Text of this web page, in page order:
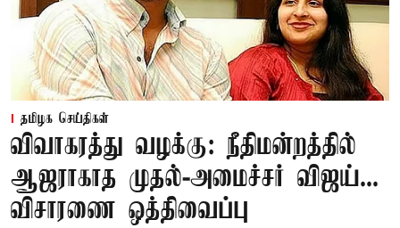
தமிழக செய்திகள்
விவாகரத்து வழக்கு: நீதிமன்றத்தில்
ஆஜராகாத முதல்-அமைச்சர் விஜய்...
விசாரணை ஒத்திவைப்பு